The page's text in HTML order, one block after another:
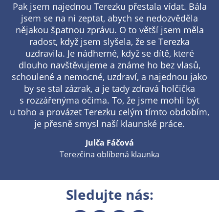
Pak jsem najednou Terezku přestala vídat. Bála
jsem se na ni zeptat, abych se nedozvěděla
nějakou špatnou zprávu. O to větší jsem měla
radost, když jsem slyšela, že se Terezka
uzdravila. Je nádherné, když se dítě, které
dlouho navštěvujeme a známe ho bez vlasů,
schoulené a nemocné, uzdraví, a najednou jako
by se stal zázrak, a je tady zdravá holčička
s rozzářenýma očima. To, že jsme mohli být
u toho a provázet Terezku celým tímto obdobím,
je přesně smysl naší klaunské práce.
Julča Fáčová
Terezčina oblíbená klaunka
Sledujte nás: